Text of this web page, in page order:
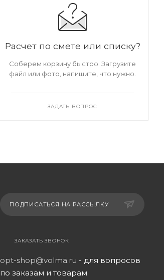
Расчет по смете или списку?
Соберем корзину быстро. Загрузите
файл или фото, напишите, что нужно.
ЗАДАТЬ ВОПРОС
ПОДПИСАТЬСЯ НА РАССЫЛКУ
ЗАКАЗАТЬ ЗВОНОК
opt-shop@volma.ru - для вопросов
по заказам и товарам